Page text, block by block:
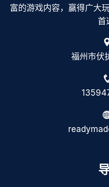
富的游戏内容，赢得广大
首
福州市伏